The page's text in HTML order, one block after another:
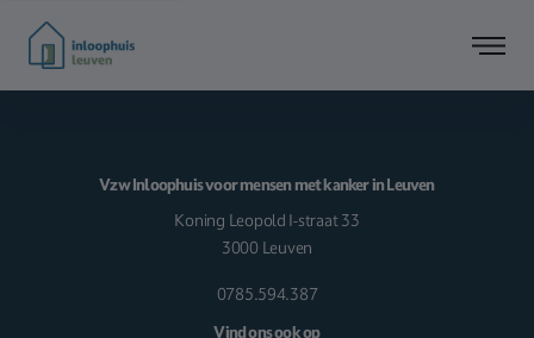
Vzw Inloophuis voor mensen met kanker in Leuven
Koning Leopold I-straat 33
3000 Leuven
0785.594.387
Vind ons ook op